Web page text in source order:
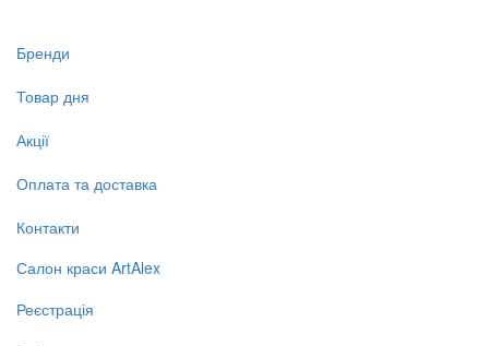
Бренди
Товар дня
Акції
Оплата та доставка
Контакти
Салон краси ArtAlex
Реєстрація